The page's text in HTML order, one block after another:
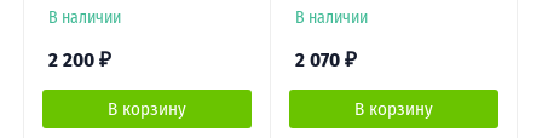
В наличии
2 200 ₽
В корзину
В наличии
2 070 ₽
В корзину